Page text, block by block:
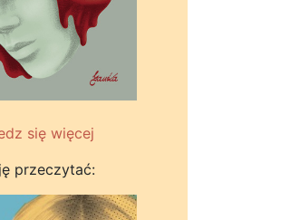
się więcej
przeczytać: